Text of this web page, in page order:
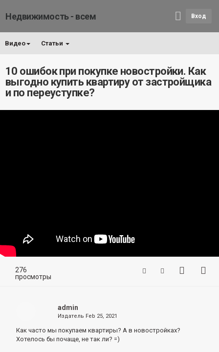
Недвижимость - всем Вход
Видео Статьи
10 ошибок при покупке новостройки. Как
выгодно купить квартиру от застройщика
и по переуступке?
276
просмотры
admin
Издатель Feb 25, 2021
Как часто мы покупаем квартиры? А в новостройках?
Хотелось бы почаще, не так ли? =)